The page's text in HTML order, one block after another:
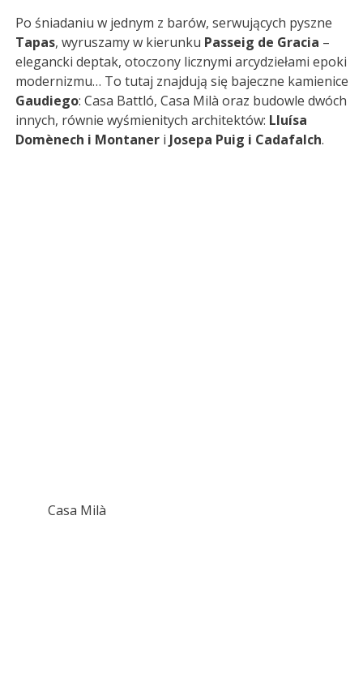
Po śniadaniu w jednym z barów, serwujących pyszne
Tapas, wyruszamy w kierunku Passeig de Gracia –
elegancki deptak, otoczony licznymi arcydziełami epoki
modernizmu… To tutaj znajdują się bajeczne kamienice
Gaudiego: Casa Battló, Casa Milà oraz budowle dwóch
innych, równie wyśmienitych architektów: Lluísa
Domènech i Montaner i Josepa Puig i Cadafalch.
Casa Milà